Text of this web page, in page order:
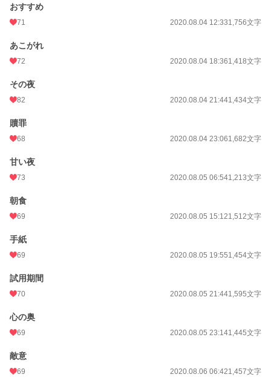
おすすめ
71 2020.08.04 12:331,756文字
あこがれ
72 2020.08.04 18:361,418文字
その夜
82 2020.08.04 21:441,434文字
贖罪
68 2020.08.04 23:061,682文字
甘い夜
73 2020.08.05 06:541,213文字
朝食
69 2020.08.05 15:121,512文字
手紙
69 2020.08.05 19:551,454文字
試用期間
70 2020.08.05 21:441,595文字
心の奥
69 2020.08.05 23:141,445文字
敵意
69 2020.08.06 06:421,457文字